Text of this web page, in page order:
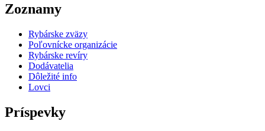
Zoznamy
Rybárske zväzy
Poľovnícke organizácie
Rybárske revíry
Dodávatelia
Dôležité info
Lovci
Príspevky